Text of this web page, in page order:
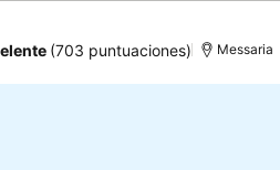
(703 puntuaciones) Messaria